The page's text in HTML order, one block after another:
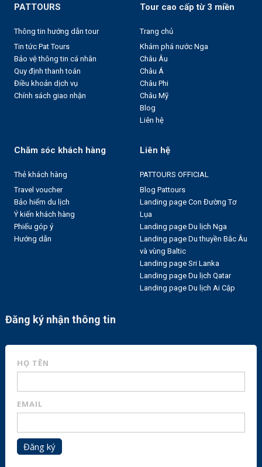
PATTOURS
Thông tin hướng dẫn tour
Tin tức Pat Tours
Bảo vệ thông tin cá nhân
Quy định thanh toán
Điều khoản dịch vụ
Chính sách giao nhận
Tour cao cấp từ 3 miền
Trang chủ
Khám phá nước Nga
Châu Âu
Châu Á
Châu Phi
Châu Mỹ
Blog
Liên hệ
Chăm sóc khách hàng
Thẻ khách hàng
Travel voucher
Bảo hiểm du lịch
Ý kiến khách hàng
Phiếu góp ý
Hướng dẫn
Liên hệ
PATTOURS OFFICIAL
Blog Pattours
Landing page Con Đường Tơ
Lụa
Landing page Du lịch Nga
Landing page Du thuyền Bắc Âu
và vùng Baltic
Landing page Sri Lanka
Landing page Du lịch Qatar
Landing page Du lịch Ai Cập
Đăng ký nhận thông tin
HỌ TÊN
EMAIL
Đăng ký